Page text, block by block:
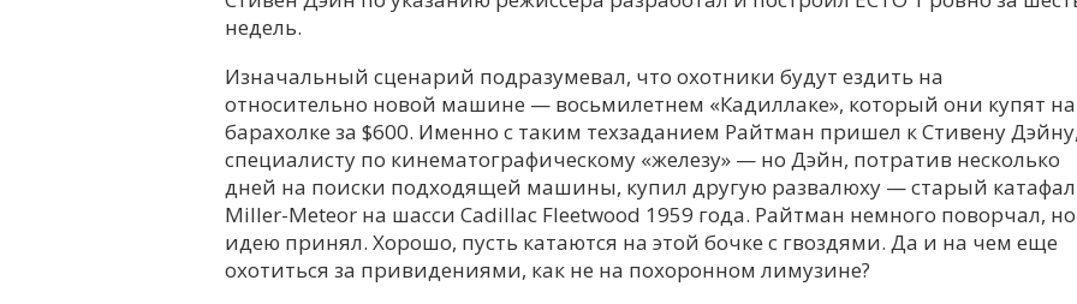
недель.
Изначальный сценарий подразумевал, что охотники будут ездить на
относительно новой машине — восьмилетнем «Кадиллаке», который они купят на
барахолке за $600. Именно с таким техзаданием Райтман пришел к Стивену
специалисту по кинематографическому «железу» — но Дэйн, потратив несколько
дней на поиски подходящей машины, купил другую развалюху — старый
Miller-Meteor на шасси Cadillac Fleetwood 1959 года. Райтман немного поворчал, но
идею принял. Хорошо, пусть катаются на этой бочке с гвоздями. Да и на чем еще
охотиться за привидениями, как не на похоронном лимузине?